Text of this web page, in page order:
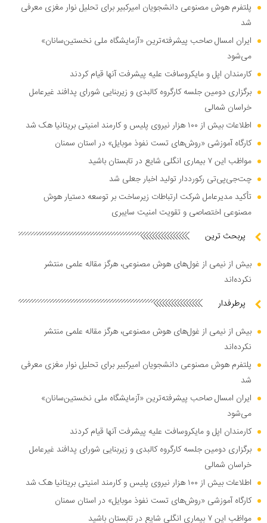
پلتفرم هوش مصنوعی دانشجویان امیرکبیر برای تحلیل نوار مغزی معرفی
شد
ایران امسال صاحب پیشرفته‌ترین «آزمایشگاه ملی نخستین‌سانان»
می‌شود
کارمندان اپل و مایکروسافت علیه پیشرفت آنها قیام کردند
برگزاری دومین جلسه کارگروه کالبدی و زیربنایی شورای پدافند غیرعامل
خراسان شمالی
اطلاعات بیش از ۱۰۰ هزار نیروی پلیس و کارمند امنیتی بریتانیا هک شد
کارگاه آموزشی «روش‌های تست نفوذ موبایل» در استان سمنان
مواظب این ۷ بیماری انگلی شایع در تابستان باشید
چت‌جی‌پی‌تی رکورددار تولید اخبار جعلی شد
تأکید مدیرعامل شرکت ارتباطات زیرساخت بر توسعه دستیار هوش
مصنوعی اختصاصی و تقویت امنیت سایبری
پربحث ترین
بیش از نیمی از غول‌های هوش مصنوعی، هرگز مقاله علمی منتشر
نکرده‌اند
پرطرفدار
بیش از نیمی از غول‌های هوش مصنوعی، هرگز مقاله علمی منتشر
نکرده‌اند
پلتفرم هوش مصنوعی دانشجویان امیرکبیر برای تحلیل نوار مغزی معرفی
شد
ایران امسال صاحب پیشرفته‌ترین «آزمایشگاه ملی نخستین‌سانان»
می‌شود
کارمندان اپل و مایکروسافت علیه پیشرفت آنها قیام کردند
برگزاری دومین جلسه کارگروه کالبدی و زیربنایی شورای پدافند غیرعامل
خراسان شمالی
اطلاعات بیش از ۱۰۰ هزار نیروی پلیس و کارمند امنیتی بریتانیا هک شد
کارگاه آموزشی «روش‌های تست نفوذ موبایل» در استان سمنان
مواظب این ۷ بیماری انگلی شایع در تابستان باشید